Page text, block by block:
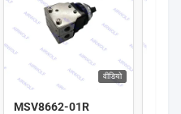
वीडियो
MSV8662-01R